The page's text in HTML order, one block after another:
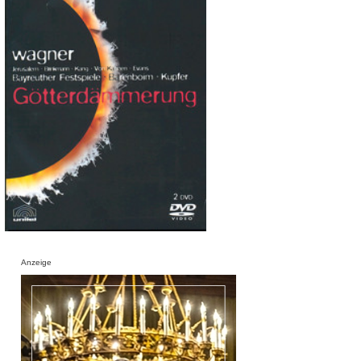
Anzeige